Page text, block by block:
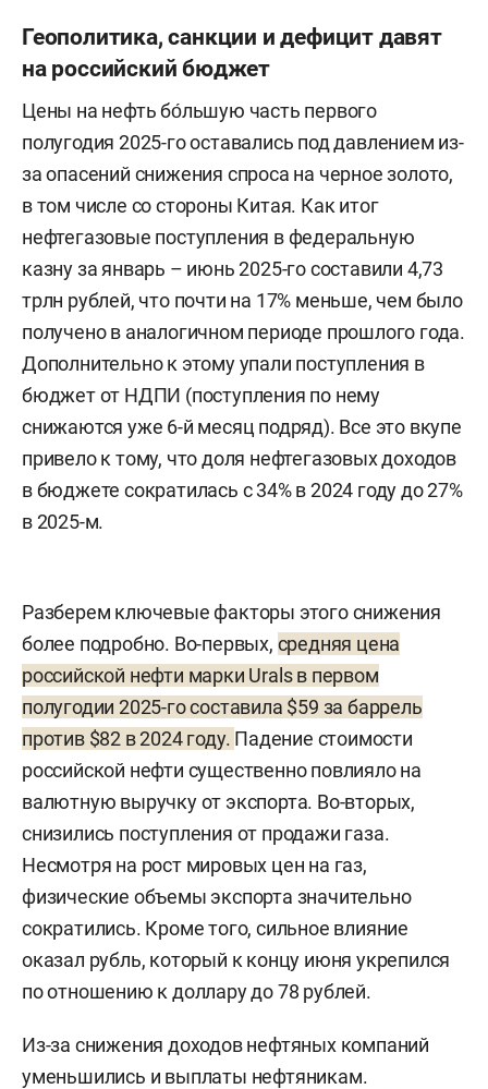
Геополитика, санкции и дефицит давят
на российский бюджет
Цены на нефть бо́льшую часть первого
полугодия 2025-го оставались под давлением из-
за опасений снижения спроса на черное золото,
в том числе со стороны Китая. Как итог
нефтегазовые поступления в федеральную
казну за январь – июнь 2025-го составили 4,73
трлн рублей, что почти на 17% меньше, чем было
получено в аналогичном периоде прошлого года.
Дополнительно к этому упали поступления в
бюджет от НДПИ (поступления по нему
снижаются уже 6-й месяц подряд). Все это вкупе
привело к тому, что доля нефтегазовых доходов
в бюджете сократилась с 34% в 2024 году до 27%
в 2025-м.
Разберем ключевые факторы этого снижения
более подробно. Во-первых, средняя цена
российской нефти марки Urals в первом
полугодии 2025-го составила $59 за баррель
против $82 в 2024 году. Падение стоимости
российской нефти существенно повлияло на
валютную выручку от экспорта. Во-вторых,
снизились поступления от продажи газа.
Несмотря на рост мировых цен на газ,
физические объемы экспорта значительно
сократились. Кроме того, сильное влияние
оказал рубль, который к концу июня укрепился
по отношению к доллару до 78 рублей.
Из-за снижения доходов нефтяных компаний
уменьшились и выплаты нефтяникам.